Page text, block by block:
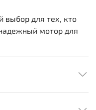
выбор для тех, кто
мотор для